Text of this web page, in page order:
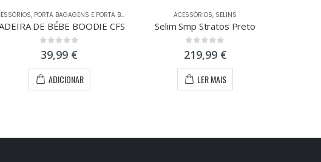
, PORTA BAGAGENS E PORTA BÉBÉS
DE BÉBE BOODIE CFS
0out of 5
39,99 €
ADICIONAR
ACESSÓRIOS, SELINS
Selim Smp Stratos Preto
0 out of 5
219,99 €
LER MAIS